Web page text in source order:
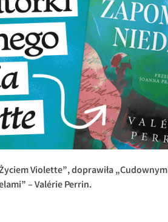
Violette”, doprawiła
– Valérie Perrin.